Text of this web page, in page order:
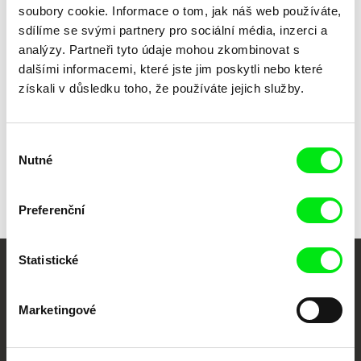
soubory cookie. Informace o tom, jak náš web používáte,
sdílíme se svými partnery pro sociální média, inzerci a
analýzy. Partneři tyto údaje mohou zkombinovat s
dalšími informacemi, které jste jim poskytli nebo které
získali v důsledku toho, že používáte jejich služby.
souhlasu
Nutné
Preferenční
Statistické
Marketingové
Erika Hníková
Nesvatbov
dokumentární kino
Nové festivalové filmy